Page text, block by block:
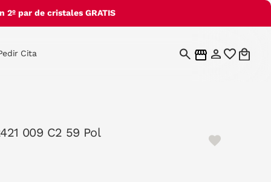
par de cristales GRATIS
Cita
009 C2 59 Pol